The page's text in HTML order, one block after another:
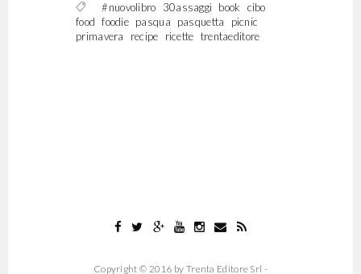
#nuovolibro 30assaggi book
cibo
food foodie pasqua pasquetta
picnic
primavera
recipe ricette trentaeditore
Copyright © 2016 by Trenta Editore Srl -